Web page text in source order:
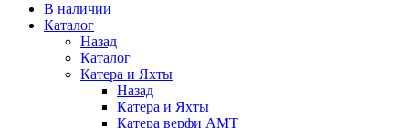
В наличии
Каталог
Назад
Каталог
Катера и Яхты
Назад
Катера и Яхты
Катера верфи AMT